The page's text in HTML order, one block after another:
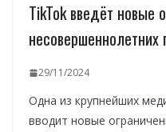
TikTok введёт новые
несовершеннолетних
29/11/2024
Одна из крупнейших
вводит новые